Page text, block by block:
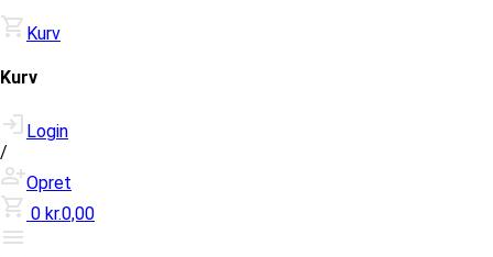
Kurv
Kurv
Login
/
Opret
0 kr.0,00